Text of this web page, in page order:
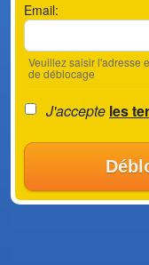
Email:
Veuillez saisir l'adresse
de déblocage
J'accepte les